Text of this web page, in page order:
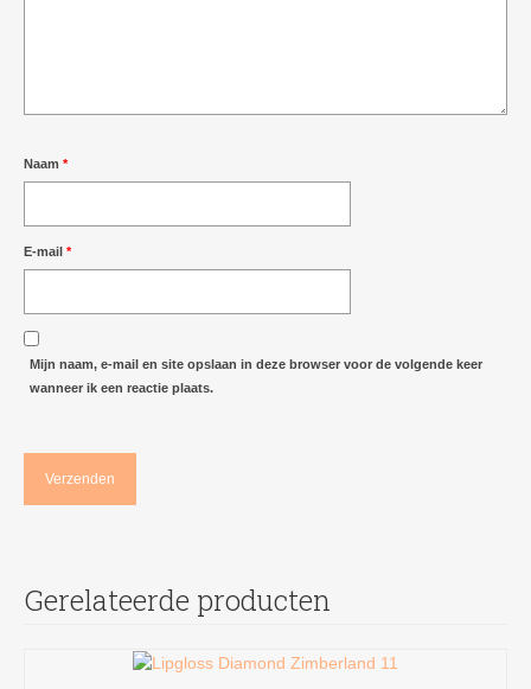
Naam *
E-mail *
Mijn naam, e-mail en site opslaan in deze browser voor de volgende keer
wanneer ik een reactie plaats.
Gerelateerde producten